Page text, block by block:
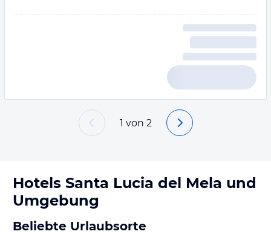
1 von 2
Hotels Santa Lucia del Mela und
Umgebung
Beliebte Urlaubsorte